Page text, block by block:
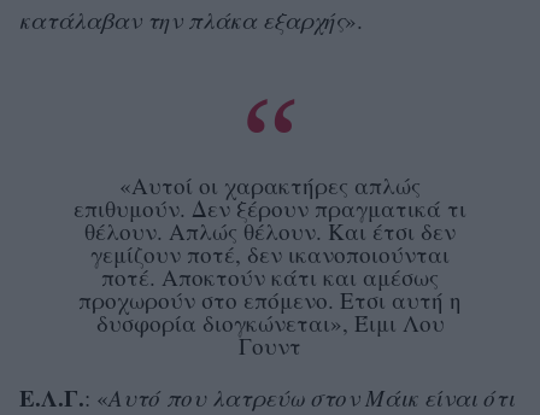
κατάλαβαν την πλάκα εξαρχής».
«Αυτοί οι χαρακτήρες απλώς
επιθυμούν. Δεν ξέρουν πραγματικά τι
θέλουν. Απλώς θέλουν. Και έτσι δεν
γεμίζουν ποτέ, δεν ικανοποιούνται
ποτέ. Αποκτούν κάτι και αμέσως
προχωρούν στο επόμενο. Ετσι αυτή η
δυσφορία διογκώνεται», Έιμι Λου
Γουντ
Ε.Λ.Γ.: «Αυτό που λατρεύω στον Μάικ είναι ότι